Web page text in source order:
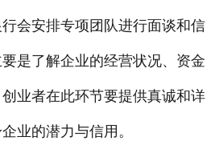
会安排专项团队进行面谈和信
是了解企业的经营状况、资金
业者在此环节要提供真诚和详
业的潜力与信用。